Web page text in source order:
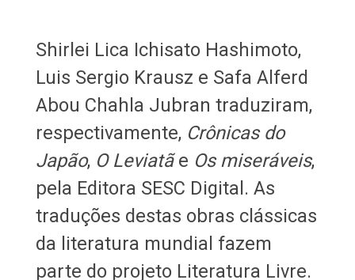
Shirlei Lica Ichisato Hashimoto,
Luis Sergio Krausz e Safa Alferd
Abou Chahla Jubran traduziram,
respectivamente, Crônicas do
Japão, O Leviatãe Os miseráveis,
pela Editora SESC Digital. As
traduções destas obras clássicas
da literatura mundial fazem
parte do projeto Literatura Livre.